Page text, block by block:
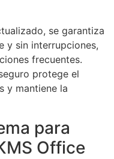
se garantiza
y sin interrupciones,
frecuentes.
protege el
y mantiene la
para
Office